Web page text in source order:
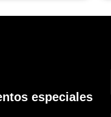
especiales